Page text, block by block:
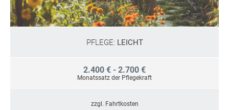
PFLEGE: LEICHT
2.400 € - 2.700 €
Monatssatz der Pflegekraft
zzgl. Fahrtkosten